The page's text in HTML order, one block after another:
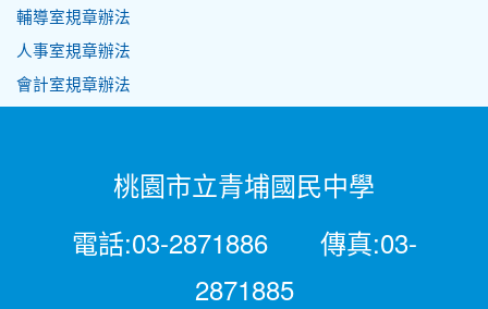
輔導室規章辦法
人事室規章辦法
會計室規章辦法
桃園市立青埔國民中學
電話:03-2871886 傳真:03-
2871885